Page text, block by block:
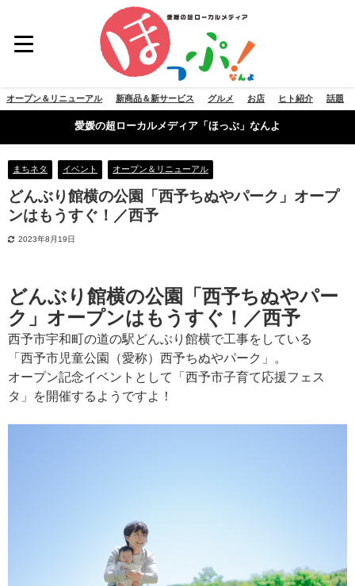
オープン＆リニューアル 新商品＆新サービス グルメ お店 ヒト紹介 話題
愛媛の超ローカルメディア「ほっぷ」なんよ
まちネタ イベント オープン＆リニューアル
どんぶり館横の公園「西予ちぬやパーク」オープ
ンはもうすぐ！／西予
2023年8月19日
どんぶり館横の公園「西予ちぬやパー
ク」オープンはもうすぐ！／西予
西予市宇和町の道の駅どんぶり館横で工事をしている
「西予市児童公園（愛称）西予ちぬやパーク」。
オープン記念イベントとして「西予市子育て応援フェス
タ」を開催するようですよ！